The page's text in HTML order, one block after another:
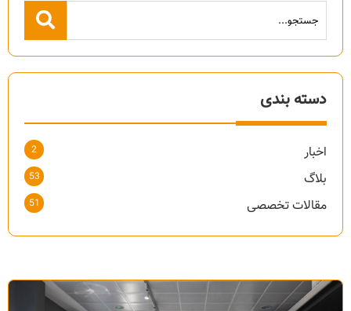
دسته بندی
اخبار 2
بلاگ 53
مقالات تخصصی 51